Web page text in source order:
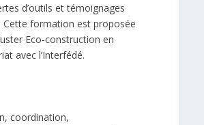
d’outils et témoignages
Cette formation estproposée
Eco-construction en
avec l’Interfédé.
coordination,